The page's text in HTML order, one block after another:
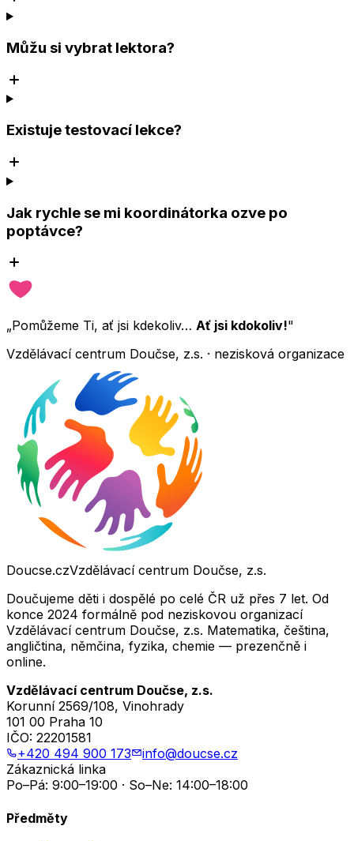
Můžu si vybrat lektora?
Existuje testovací lekce?
Jak rychle se mi koordinátorka ozve po
poptávce?
„Pomůžeme Ti, ať jsi kdekoliv… Ať jsi kdokoliv!"
Vzdělávací centrum Doučse, z.s. · nezisková organizace
Doucse.czVzdělávací centrum Doučse, z.s.
Doučujeme děti i dospělé po celé ČR už přes 7 let. Od
konce 2024 formálně pod neziskovou organizací
Vzdělávací centrum Doučse, z.s. Matematika, čeština,
angličtina, němčina, fyzika, chemie — prezenčně i
online.
Vzdělávací centrum Doučse, z.s.
Korunní 2569/108, Vinohrady
101 00 Praha 10
IČO: 22201581
+420 494 900 173
info@doucse.cz
Zákaznická linka
Po–Pá: 9:00–19:00 · So–Ne: 14:00–18:00
Předměty